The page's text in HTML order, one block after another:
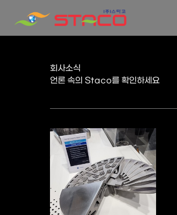
회사소식
언론 속의 Staco를 확인하세요